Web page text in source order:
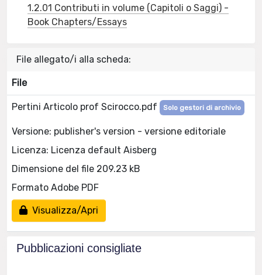
1.2.01 Contributi in volume (Capitoli o Saggi) -
Book Chapters/Essays
File allegato/i alla scheda:
File
Pertini Articolo prof Scirocco.pdf Solo gestori di archivio
Versione: publisher's version - versione editoriale
Licenza: Licenza default Aisberg
Dimensione del file 209.23 kB
Formato Adobe PDF
Visualizza/Apri
Pubblicazioni consigliate